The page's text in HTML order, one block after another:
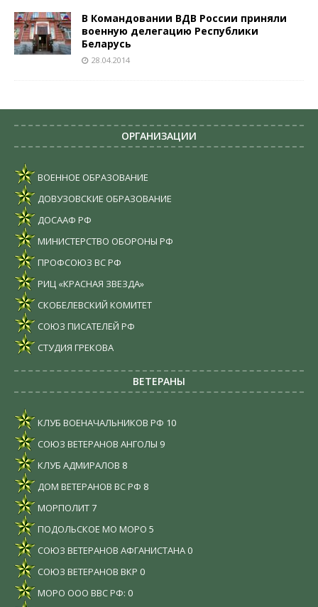
В Командовании ВДВ России приняли
военную делегацию Республики
Беларусь
28.04.2014
ОРГАНИЗАЦИИ
ВОЕННОЕ ОБРАЗОВАНИЕ
ДОВУЗОВСКИЕ ОБРАЗОВАНИЕ
ДОСААФ РФ
МИНИСТЕРСТВО ОБОРОНЫ РФ
ПРОФСОЮЗ ВС РФ
РИЦ «КРАСНАЯ ЗВЕЗДА»
СКОБЕЛЕВСКИЙ КОМИТЕТ
СОЮЗ ПИСАТЕЛЕЙ РФ
СТУДИЯ ГРЕКОВА
ВЕТЕРАНЫ
КЛУБ ВОЕНАЧАЛЬНИКОВ РФ 10
СОЮЗ ВЕТЕРАНОВ АНГОЛЫ 9
КЛУБ АДМИРАЛОВ 8
ДОМ ВЕТЕРАНОВ ВС РФ 8
МОРПОЛИТ7
ПОДОЛЬСКОЕ МО МОРО 5
СОЮЗ ВЕТЕРАНОВ АФГАНИСТАНА 0
СОЮЗ ВЕТЕРАНОВ ВКР 0
МОРО ООО ВВС РФ: 0